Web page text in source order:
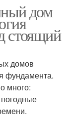
для
замены
фундамент
дом
стоящий
домов
фундамента.
много: